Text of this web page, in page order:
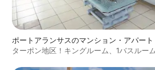
ポートアランサスのマンション・アパート
ターポン地区！キングルーム、1バスルー